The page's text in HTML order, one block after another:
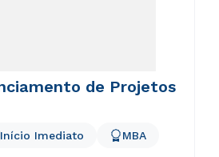
de Projetos
Início Imediato MBA